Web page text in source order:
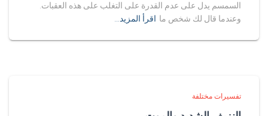
السمسم يدل على عدم القدرة على التغلب على هذه العقبات.
وعندما قال لك شخص ما اقرأ المزيد…
تفسيرات مختلفة